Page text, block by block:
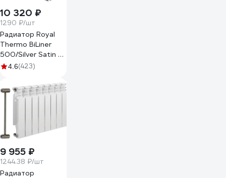
10 320 ₽
1290 ₽/шт
Радиатор Royal
Thermo BiLiner
500/Silver Satin -
8 секц. НС-1176319
4.6(423)
9 955 ₽
1244.38 ₽/шт
Радиатор